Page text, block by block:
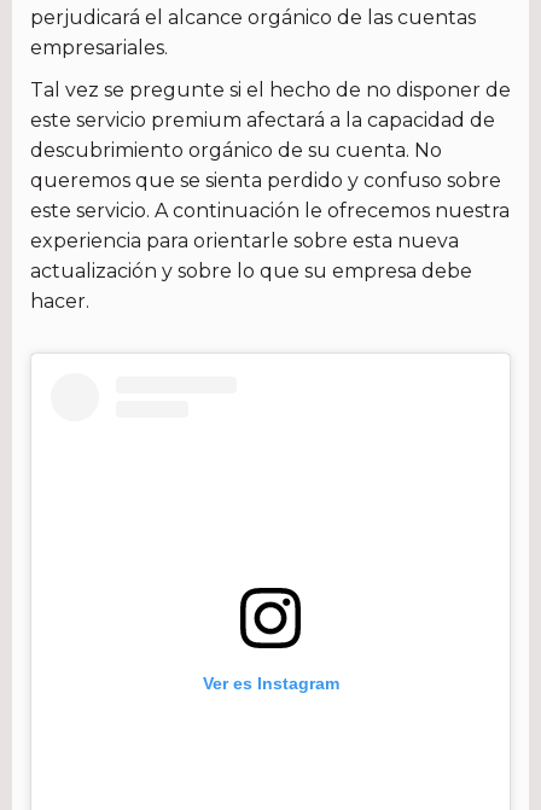
perjudicará el alcance orgánico de las cuentas
empresariales.
Tal vez se pregunte si el hecho de no disponer de
este servicio premium afectará a la capacidad de
descubrimiento orgánico de su cuenta. No
queremos que se sienta perdido y confuso sobre
este servicio. A continuación le ofrecemos nuestra
experiencia para orientarle sobre esta nueva
actualización y sobre lo que su empresa debe
hacer.
Ver es Instagram